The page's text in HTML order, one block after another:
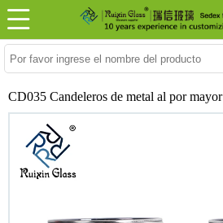
CD035 Candeleros de metal al por mayor